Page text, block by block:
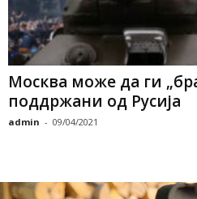
Москва може да ги
поддржани од Русија
admin - 09/04/2021